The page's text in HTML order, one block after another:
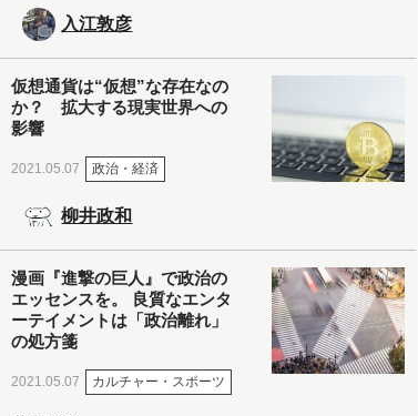
入江敦彦
仮想通貨は“仮想”な存在なの
か？ 拡大する現実世界への
影響
2021.05.07 政治・経済
柳井政和
漫画『進撃の巨人』で政治の
エッセンスを。 良質なエンタ
ーテイメントは「政治離れ」
の処方箋
2021.05.07 カルチャー・スポーツ